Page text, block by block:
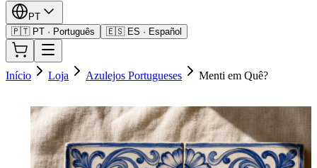
PT
🇵🇹 PT · Português
🇪🇸 ES · Español
Início Loja Azulejos Portugueses Menti em Quê?